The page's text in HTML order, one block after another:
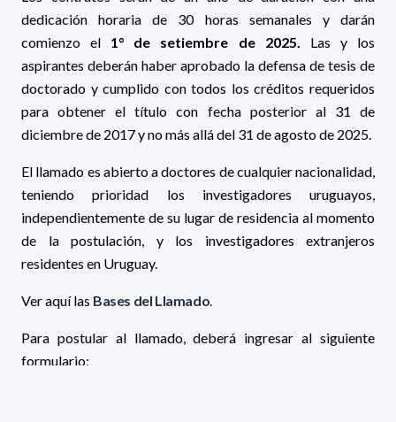
dedicación horaria de 30 horas semanales y darán
comienzo el
1° de setiembre de 2025. Las y los
aspirantes deberán haber aprobado la defensa de tesis de
doctorado y cumplido con todos los créditos requeridos
para obtener el título con fecha posterior al 31 de
diciembre de 2017 y no más allá del 31 de agosto de 2025.
El llamado es abierto a doctores de cualquier nacionalidad,
teniendo prioridad los investigadores uruguayos,
independientemente de su lugar de residencia al momento
de la postulación, y los investigadores extranjeros
residentes en Uruguay.
Ver aquí las Bases del Llamado
Para postular al llamado, deberá ingresar al siguiente
formulario: